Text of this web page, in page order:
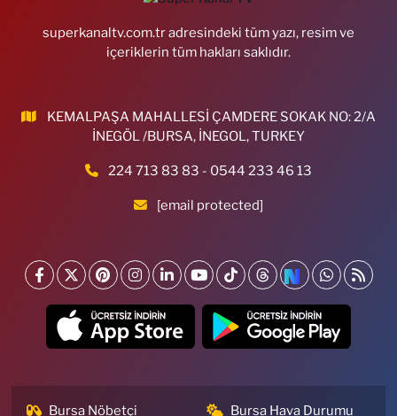
superkanaltv.com.tr adresindeki tüm yazı, resim ve
içeriklerin tüm hakları saklıdır.
KEMALPAŞA MAHALLESİ ÇAMDERE SOKAK NO: 2/A
İNEGÖL /BURSA, İNEGOL, TURKEY
224 713 83 83 - 0544 233 46 13
[email protected]
Bursa Nöbetçi
Bursa Hava Durumu